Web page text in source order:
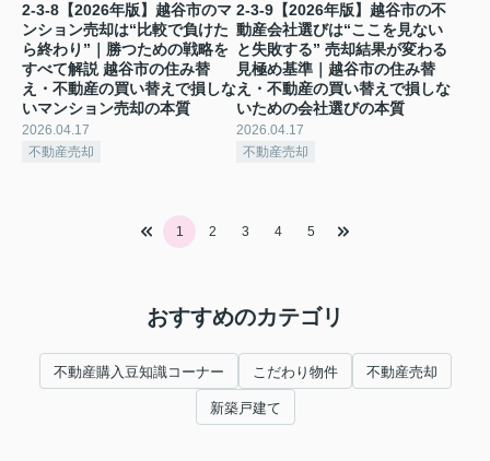
2-3-8【2026年版】越谷市のマ
ンション売却は“比較で負けた
ら終わり”｜勝つための戦略を
すべて解説 越谷市の住み替
え・不動産の買い替えで損しな
いマンション売却の本質
2026.04.17
不動産売却
2-3-9【2026年版】越谷市の不
動産会社選びは“ここを見ない
と失敗する” 売却結果が変わる
見極め基準｜越谷市の住み替
え・不動産の買い替えで損しな
いための会社選びの本質
2026.04.17
不動産売却
1 2 3 4 5
おすすめのカテゴリ
不動産購入豆知識コーナー こだわり物件 不動産売却
新築戸建て